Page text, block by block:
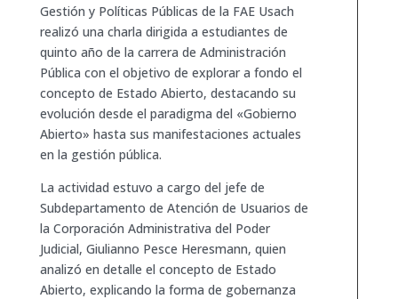
Gestión y Políticas Públicas de la FAE Usach
realizó una charla dirigida a estudiantes de
quinto año de la carrera de Administración
Pública con el objetivo de explorar a fondo el
concepto de Estado Abierto, destacando su
evolución desde el paradigma del «Gobierno
Abierto» hasta sus manifestaciones actuales
en la gestión pública.
La actividad estuvo a cargo del jefe de
Subdepartamento de Atención de Usuarios de
la Corporación Administrativa del Poder
Judicial, Giulianno Pesce Heresmann, quien
analizó en detalle el concepto de Estado
Abierto, explicando la forma de gobernanza